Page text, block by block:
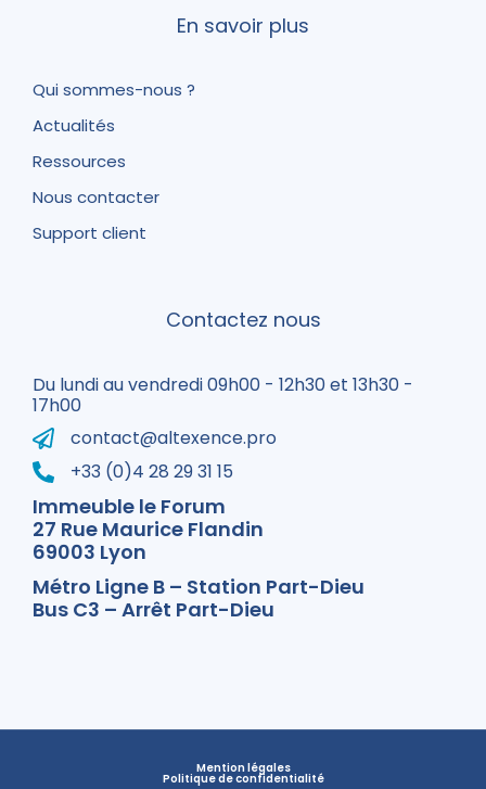
En savoir plus
Qui sommes-nous ?
Actualités
Ressources
Nous contacter
Support client
Contactez nous
Du lundi au vendredi 09h00 - 12h30 et 13h30 -
17h00
contact@altexence.pro
+33 (0)4 28 29 31 15
Immeuble le Forum
27 Rue Maurice Flandin
69003 Lyon
Métro Ligne B – Station Part-Dieu
Bus C3 – Arrêt Part-Dieu
Mention légales
Politique de confidentialité